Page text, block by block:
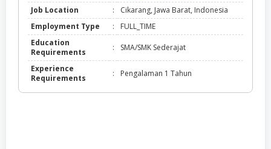
Job Location
:
Cikarang, Jawa Barat, Indonesia
Employment Type
:
FULL_TIME
Education
Requirements
: SMA/SMK Sederajat
Experience
Requirements
: Pengalaman 1 Tahun